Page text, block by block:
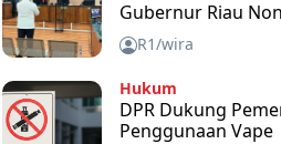
Gubernur Riau
Banding
R1/wira
Hukum
DPR Dukung
Penggunaan Vape